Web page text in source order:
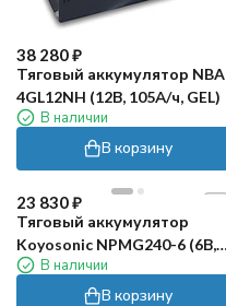
38 280₽
Тяговый аккумулятор NBA
4GL12NH (12В, 105А/ч, GEL)
В наличии
В корзину
23 830₽
Тяговый аккумулятор
Koyosonic NPMG240-6 (6В,
240А/ч)
В наличии
В корзину